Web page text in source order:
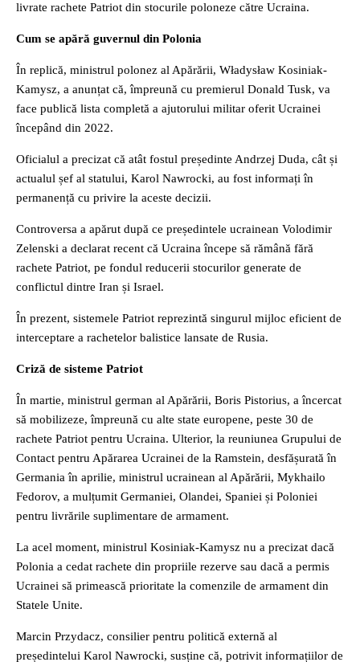
livrate rachete Patriot din stocurile poloneze către Ucraina.
Cum se apără guvernul din Polonia
În replică, ministrul polonez al Apărării, Władysław Kosiniak-
Kamysz, a anunțat că, împreună cu premierul Donald Tusk, va
face publică lista completă a ajutorului militar oferit Ucrainei
începând din 2022.
Oficialul a precizat că atât fostul președinte Andrzej Duda, cât și
actualul șef al statului, Karol Nawrocki, au fost informați în
permanență cu privire la aceste decizii.
Controversa a apărut după ce președintele ucrainean Volodimir
Zelenski a declarat recent că Ucraina începe să rămână fără
rachete Patriot, pe fondul reducerii stocurilor generate de
conflictul dintre Iran și Israel.
În prezent, sistemele Patriot reprezintă singurul mijloc eficient de
interceptare a rachetelor balistice lansate de Rusia.
Criză de sisteme Patriot
În martie, ministrul german al Apărării, Boris Pistorius, a încercat
să mobilizeze, împreună cu alte state europene, peste 30 de
rachete Patriot pentru Ucraina. Ulterior, la reuniunea Grupului de
Contact pentru Apărarea Ucrainei de la Ramstein, desfășurată în
Germania în aprilie, ministrul ucrainean al Apărării, Mykhailo
Fedorov, a mulțumit Germaniei, Olandei, Spaniei și Poloniei
pentru livrările suplimentare de armament.
La acel moment, ministrul Kosiniak-Kamysz nu a precizat dacă
Polonia a cedat rachete din propriile rezerve sau dacă a permis
Ucrainei să primească prioritate la comenzile de armament din
Statele Unite.
Marcin Przydacz, consilier pentru politică externă al
președintelui Karol Nawrocki, susține că, potrivit informațiilor de